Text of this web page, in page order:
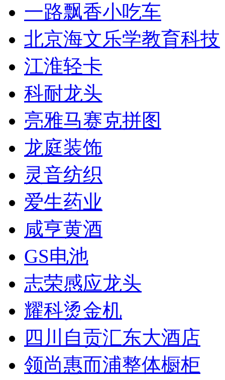
一路飘香小吃车
北京海文乐学教育科技
江淮轻卡
科耐龙头
亮雅马赛克拼图
龙庭装饰
灵音纺织
爱生药业
咸亨黄酒
GS电池
志荣感应龙头
耀科烫金机
四川自贡汇东大酒店
领尚惠而浦整体橱柜